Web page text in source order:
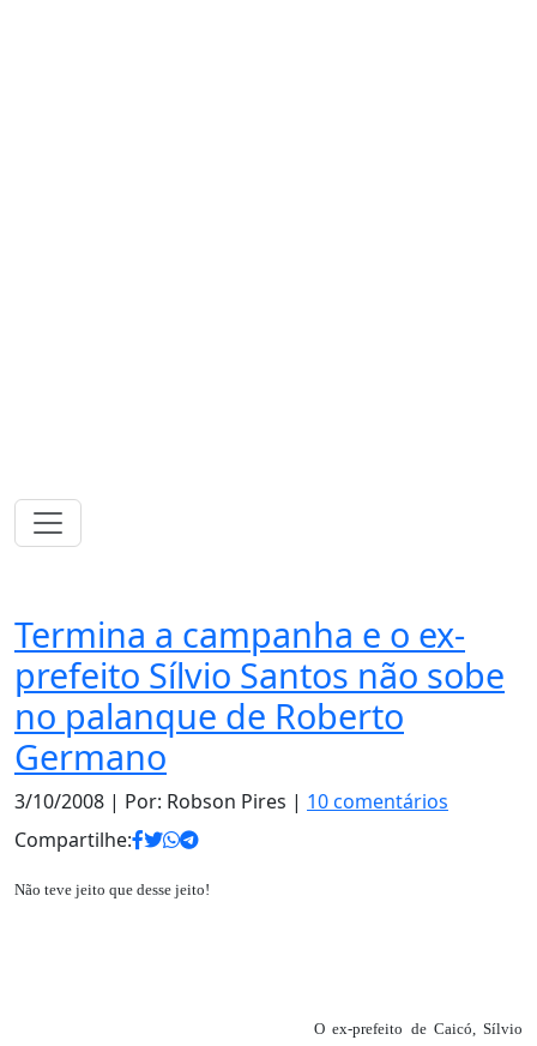
Termina a campanha e o ex-
prefeito Sílvio Santos não sobe
no palanque de Roberto
Germano
3/10/2008 | Por: Robson Pires | 10 comentários
Compartilhe:
Não teve jeito que desse jeito!
O ex-prefeito de Caicó, Sílvio